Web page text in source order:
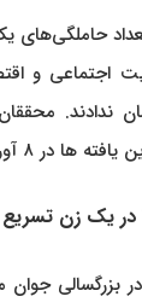
اجتماعی و
ندادند.
آکادمی ملی علوم منتشر شد.
در یک زن
در بزرگسالی